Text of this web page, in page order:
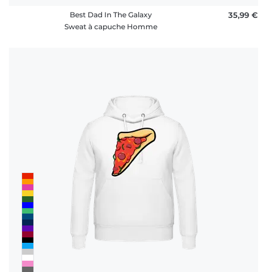
Best Dad In The Galaxy
Sweat à capuche Homme
35,99 €